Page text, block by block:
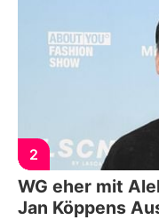
2
WG eher mit
Jan Köppens